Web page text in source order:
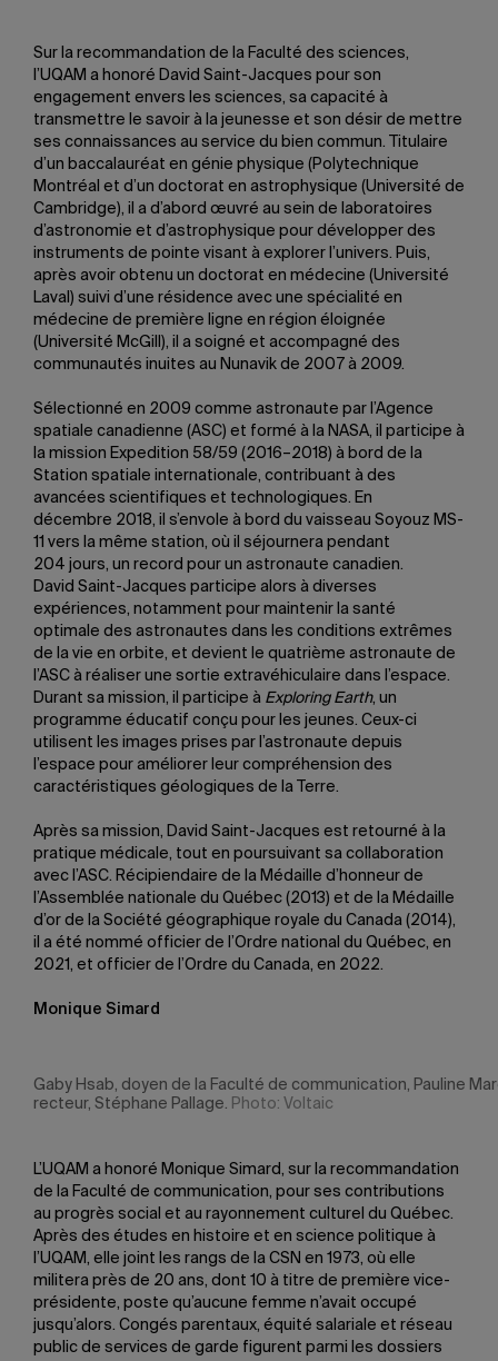
Sur la recommandation de la Faculté des sciences,
l’UQAM a honoré David Saint-Jacques pour son
engagement envers les sciences, sa capacité à
transmettre le savoir à la jeunesse et son désir de mettre
ses connaissances au service du bien commun. Titulaire
d’un baccalauréat en génie physique (Polytechnique
Montréal et d’un doctorat en astrophysique (Université de
Cambridge), il a d’abord œuvré au sein de laboratoires
d’astronomie et d’astrophysique pour développer des
instruments de pointe visant à explorer l’univers. Puis,
après avoir obtenu un doctorat en médecine (Université
Laval) suivi d’une résidence avec une spécialité en
médecine de première ligne en région éloignée
(Université McGill), il a soigné et accompagné des
communautés inuites au Nunavik de 2007 à 2009.
Sélectionné en 2009 comme astronaute par l’Agence
spatiale canadienne (ASC) et formé à la NASA, il participe à
la mission Expedition 58/59 (2016–2018) à bord de la
Station spatiale internationale, contribuant à des
avancées scientifiques et technologiques. En
décembre 2018, il s’envole à bord du vaisseau Soyouz MS-
11 vers la même station, où il séjournera pendant
204 jours, un record pour un astronaute canadien.
David Saint-Jacques participe alors à diverses
expériences, notamment pour maintenir la santé
optimale des astronautes dans les conditions extrêmes
de la vie en orbite, et devient le quatrième astronaute de
l’ASC à réaliser une sortie extravéhiculaire dans l’espace.
Durant sa mission, il participe à Exploring Earth, un
programme éducatif conçu pour les jeunes. Ceux-ci
utilisent les images prises par l’astronaute depuis
l’espace pour améliorer leur compréhension des
caractéristiques géologiques de la Terre.
Après sa mission, David Saint-Jacques est retourné à la
pratique médicale, tout en poursuivant sa collaboration
avec l’ASC. Récipiendaire de la Médaille d’honneur de
l’Assemblée nationale du Québec (2013) et de la Médaille
d’or de la Société géographique royale du Canada (2014),
il a été nommé officier de l’Ordre national du Québec, en
2021, et officier de l’Ordre du Canada, en 2022.
Monique Simard
Gaby Hsab, doyen de la Faculté de communication, Pauline
recteur, Stéphane Pallage. Photo: Voltaic
L’UQAM a honoré Monique Simard, sur la recommandation
de la Faculté de communication, pour ses contributions
au progrès social et au rayonnement culturel du Québec.
Après des études en histoire et en science politique à
l’UQAM, elle joint les rangs de la CSN en 1973, où elle
militera près de 20 ans, dont 10 à titre de première vice-
présidente, poste qu’aucune femme n’avait occupé
jusqu’alors. Congés parentaux, équité salariale et réseau
public de services de garde figurent parmi les dossiers